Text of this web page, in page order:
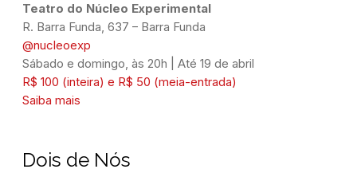
Teatro do Núcleo Experimental
@nucleoexp
Sábado e domingo, às 20h | Até 19 de abril
R$ 100 (inteira) e R$ 50 (meia-entrada)
Saiba mais
Dois de Nós